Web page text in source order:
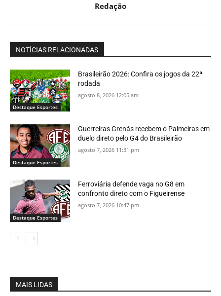
Redação
NOTÍCIAS RELACIONADAS
Destaque Esportes
Brasileirão 2026: Confira os jogos da 22ª
rodada
agosto 8, 2026 12:05 am
Destaque Esportes
Guerreiras Grenás recebem o Palmeiras em
duelo direto pelo G4 do Brasileirão
agosto 7, 2026 11:31 pm
Destaque Esportes
Ferroviária defende vaga no G8 em
confronto direto com o Figueirense
agosto 7, 2026 10:47 pm
MAIS LIDAS